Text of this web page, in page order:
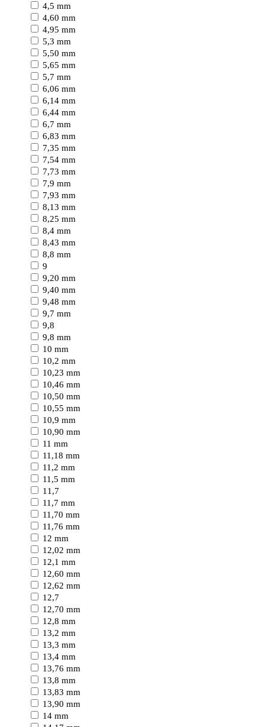
4,5 mm
4,60 mm
4,95 mm
5,3 mm
5,50 mm
5,65 mm
5,7 mm
6,06 mm
6,14 mm
6,44 mm
6,7 mm
6,83 mm
7,35 mm
7,54 mm
7,73 mm
7,9 mm
7,93 mm
8,13 mm
8,25 mm
8,4 mm
8,43 mm
8,8 mm
9
9,20 mm
9,40 mm
9,48 mm
9,7 mm
9,8
9,8 mm
10 mm
10,2 mm
10,23 mm
10,46 mm
10,50 mm
10,55 mm
10,9 mm
10,90 mm
11 mm
11,18 mm
11,2 mm
11,5 mm
11,7
11,7 mm
11,70 mm
11,76 mm
12 mm
12,02 mm
12,1 mm
12,60 mm
12,62 mm
12,7
12,70 mm
12,8 mm
13,2 mm
13,3 mm
13,4 mm
13,76 mm
13,8 mm
13,83 mm
13,90 mm
14 mm